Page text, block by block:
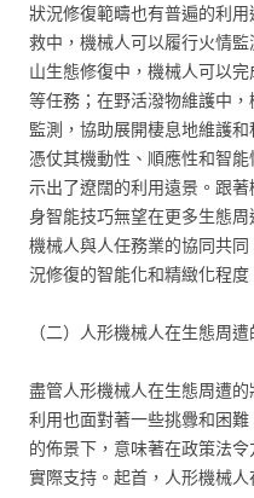
狀況修復範疇也有普遍的利
救中，機械人可以履行火情
山生態修復中，機械人可以
等任務；在野活潑物維護中
監測，協助展開棲息地維護
憑仗其機動性、順應性和智
示出了遼闊的利用遠景。跟
身智能技巧無望在更多生態
機械人與人任務業的協同共
況修復的智能化和精緻化程度
（二）人形機械人在生態周
盡管人形機械人在生態周遭
利用也面對著一些挑釁和困
的佈景下，意味著在政策法
實際支持。起首，人形機械